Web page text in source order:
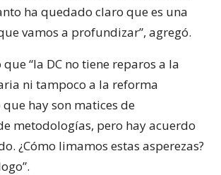
ha quedado claro que es una
vamos a profundizar”, agregó.
“la DC no tiene reparos a la
ni tampoco a la reforma
hay son matices de
metodologías, pero hay acuerdo
¿Cómo limamos estas asperezas?